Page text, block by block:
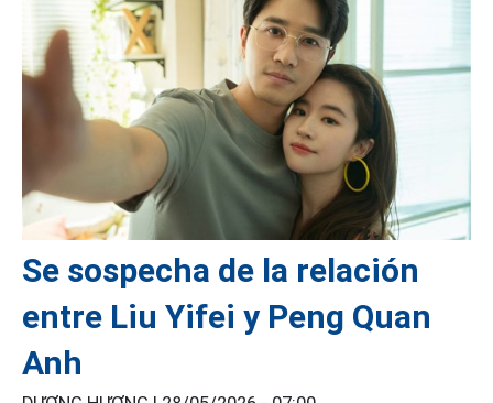
Se sospecha de la relación
entre Liu Yifei y Peng Quan
Anh